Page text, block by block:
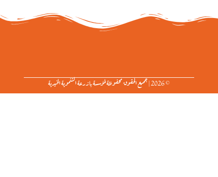
© 2026 | جميع الحقوق محفوظة لمؤسسة بازرعة التنموية الخيرية